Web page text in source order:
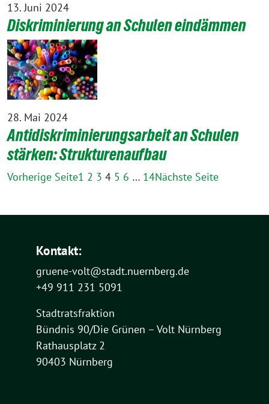
13. Juni 2024
Diskriminierung an Schulen eindämmen
28. Mai 2024
Antidiskriminierungsarbeit an Schulen
stärken: Strukturenaufbau
Vorherige Seite1 2 3 4 5 6 … 14Nächste Seite
Kontakt:
gruene-volt@stadt.nuernberg.de
+49 911 231 5091
Stadtratsfraktion
Bündnis 90/Die Grünen – Volt Nürnberg
Rathausplatz 2
90403 Nürnberg